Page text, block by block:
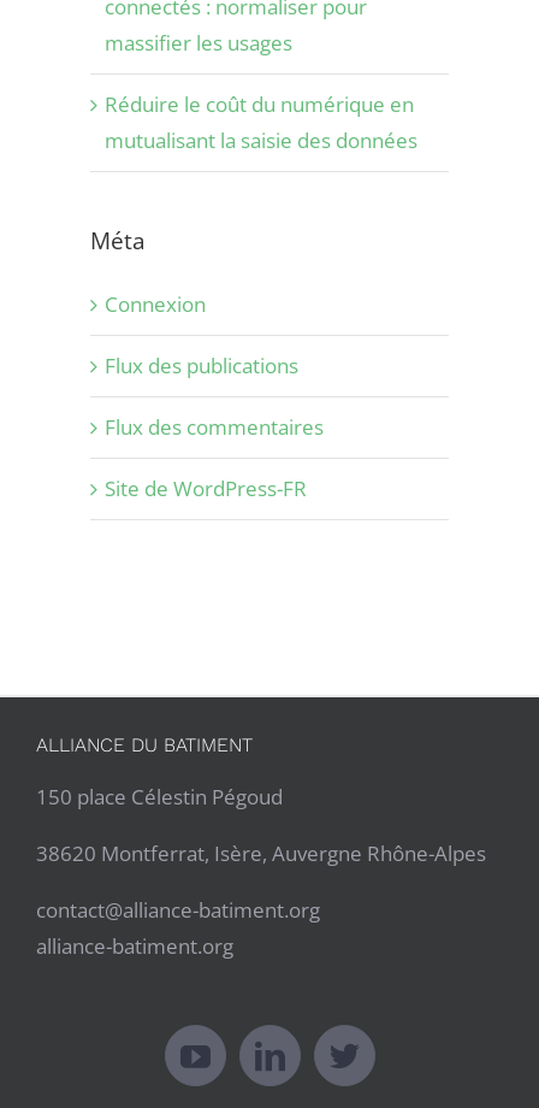
connectés : normaliser pour
massifier les usages
Réduire le coût du numérique en
mutualisant la saisie des données
Méta
Connexion
Flux des publications
Flux des commentaires
Site de WordPress-FR
ALLIANCE DU BATIMENT
150 place Célestin Pégoud
38620 Montferrat, Isère, Auvergne Rhône-Alpes
contact@alliance-batiment.org
alliance-batiment.org